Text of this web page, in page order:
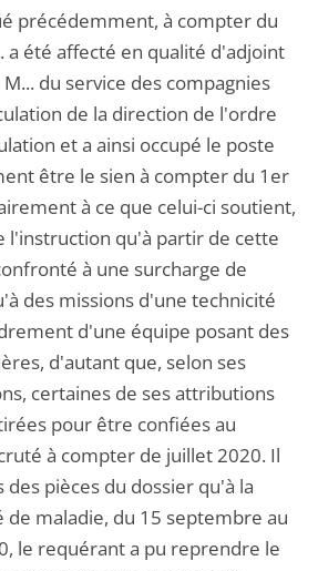
précédemment, à compter du
a été affecté en qualité d'adjoint
du service des compagnies
de la direction de l'ordre
et a ainsi occupé le poste
être le sien à compter du 1er
à ce que celui-ci soutient,
l'instruction qu'à partir de cette
à une surcharge de
des missions d'une technicité
d'une équipe posant des
d'autant que, selon ses
certaines de ses attributions
pour être confiées au
à compter de juillet 2020. Il
pièces du dossier qu'à la
de maladie, du 15 septembre au
le requérant a pu reprendre le